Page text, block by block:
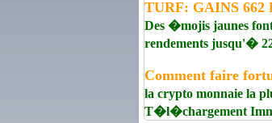
TURF: GAINS
Des �mojis jaunes
rendements jusqu'�
Comment faire
la crypto monnaie la
T�l�chargement